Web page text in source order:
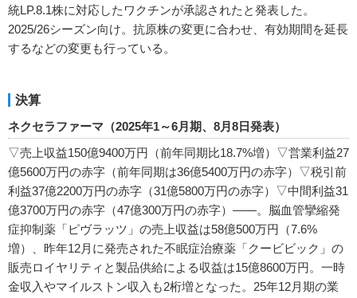
統LP.8.1株に対応したワクチンが承認されたと発表した。
2025/26シーズン向け。抗原株の変更に合わせ、有効期間を延長
するなどの変更も行っている。
決算
ネクセラファーマ（2025年1～6月期、8月8日発表）
▽売上収益150億9400万円（前年同期比18.7%増）▽営業利益27
億5600万円の赤字（前年同期は36億5400万円の赤字）▽税引前
利益37億2200万円の赤字（31億5800万円の赤字）▽中間利益31
億3700万円の赤字（47億300万円の赤字）――。脳血管攣縮発
症抑制薬「ピヴラッツ」の売上収益は58億500万円（7.6%
増）、昨年12月に発売された不眠症治療薬「クービビック」の
販売ロイヤリティと製品供給による収益は15億8600万円。一時
金収入やマイルストン収入も2桁増となった。25年12月期の業